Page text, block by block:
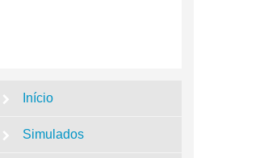
Início
Simulados